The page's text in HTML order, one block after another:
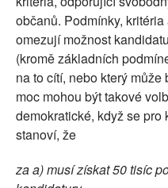
občanů. Podmínky,
omezují možnost
(kromě základních
na to cítí, nebo který
moc mohou být takové
demokratické, když se
stanoví, že
za a) musí získat 50 tisíc